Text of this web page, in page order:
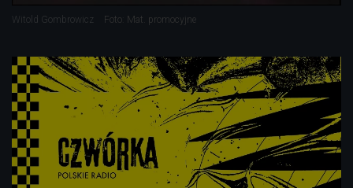

"Ferdydurke" Witolda Gombrowicza - cz. 8.
 
"Ferdydurke" Witolda Gombrowicza - cz. 9.
 12'41 
Witold Gombrowicz Foto: Mat. promocyjne